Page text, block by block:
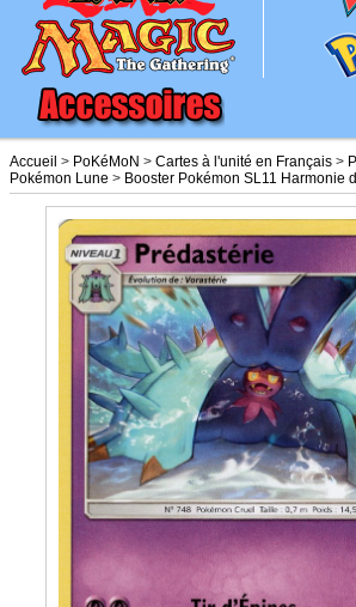
Accueil > PoKéMoN > Cartes à l'unité en Français >
Pokémon Lune > Booster Pokémon SL11 Harmonie